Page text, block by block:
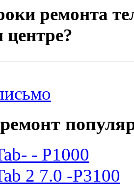
ремонта
центре?
- P1000
2 7.0 -P3100